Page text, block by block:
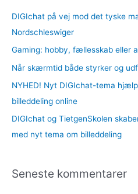
:
DIGIchat på vej mod det tyske
Nordschleswiger
Gaming: hobby, fællesskab eller
Når skærmtid både styrker og
NYHED! Nyt DIGIchat-tema
billeddeling online
DIGIchat og TietgenSkolen
med nyt tema om billeddeling
Seneste kommentarer